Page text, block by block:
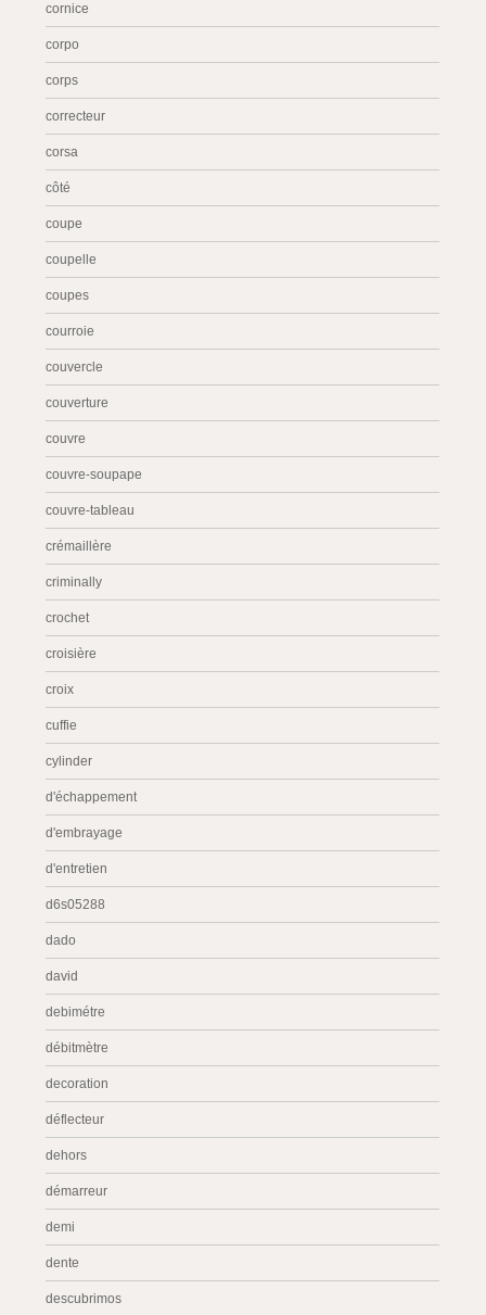
cornice
corpo
corps
correcteur
corsa
côté
coupe
coupelle
coupes
courroie
couvercle
couverture
couvre
couvre-soupape
couvre-tableau
crémaillère
criminally
crochet
croisière
croix
cuffie
cylinder
d'échappement
d'embrayage
d'entretien
d6s05288
dado
david
debimétre
débitmètre
decoration
déflecteur
dehors
démarreur
demi
dente
descubrimos